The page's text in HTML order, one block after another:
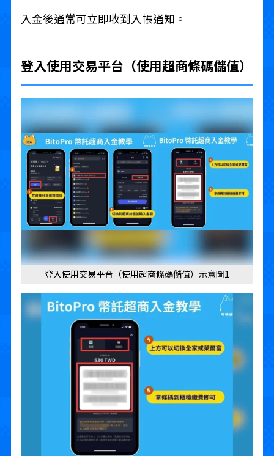
入金後通常可立即收到入帳通知。
登入使用交易平台（使用超商條碼儲值）
登入使用交易平台（使用超商條碼儲值）示意圖1